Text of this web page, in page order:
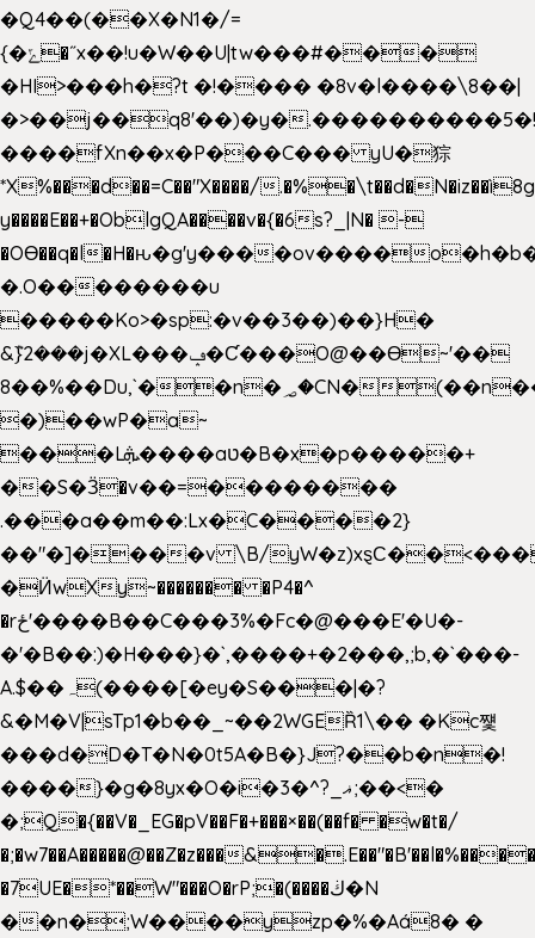
�Q4��(��X�N1�/=
{�ݻ�˝x��!u�W��U|tw���#���
�HI>���h�?t �!���� �8v�l����\8��|
�>��j��q8'��)�y�.����������5�!
����fXn��x�P���C��� yU�猔
*X%���d��=C��"X����/
y����E��+�OblgQA����v�{�6s?_|N� -
�OƟ��q�l�H�ԋ�g'y����ov����
�.O��������u
�����Ko>�sp:�v��3��)��}H�
&݉}2���j�XL���ݡ�Ƈ���O@��Ɵ~'��
8��%��Du,`��n�؃�CN�(��n��ւ���B�9��
�)��wP�a~
���Lܞ����aט�B�x�p�����+
��S�Ӟ�v��=��������
.���a��m��:Lx�C����2}
��"�]����v \B/
�ӤwXy~������� �P4�^
�rځ'����B��C���3%�Fc�@���E'�U�-
�'�B��:)�H���}�`,����+�2���,;b,�`���-
A.$��ہ(����[�ey�S���|�?
&�M�V|sTp1�b��_~��2WGEȐ1\�� �Kc쩇
���d�D�T�N�0t5A�B�}J?��b�n�!
����}�g�8yx�O�i�3�^?_ޣ;��<�
�;Q�{��V�_EG�pV��F�+���×��(��f� �w�t�/
�;�w7��A�����@��Z�z���
�7UE�*��W"���O�rP;�(����ڬ�N
��n�;W����yzp�%�Aá8� �